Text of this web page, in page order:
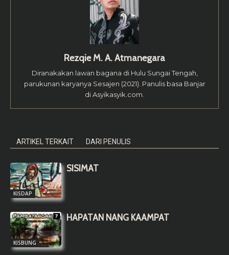
Rezqie M. A. Atmanegara
Diranakakan lawan bagana di Hulu Sungai Tengah,
parukunan karyanya Sesajen (2021). Panulis basa Banjar
di Asyikasyik.com.
ARTIKEL TERKAIT DARI PENULIS
KISDAP
SISIMAT
KISBUNG
HAPATAN NANG KAAMPAT